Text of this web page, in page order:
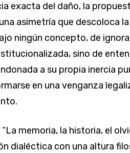
exacta del daño, la
asimetría que descoloca
ningún concepto, de
sino de
a su propia inercia
en una venganza
“La memoria, la historia, el
dialéctica con una altura